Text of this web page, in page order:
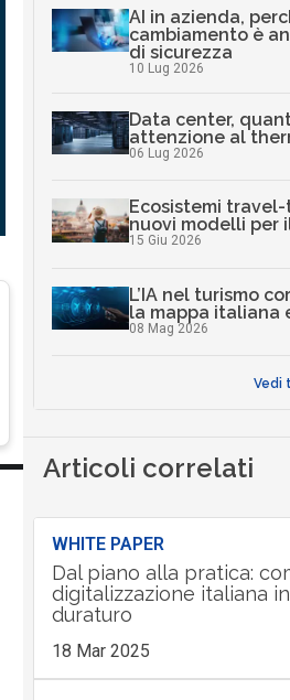
AI in azienda,
cambiamento è
di sicurezza
10 Lug 2026
Data center,
attenzione al
06 Lug 2026
Ecosistemi
nuovi modelli per
15 Giu 2026
L’IA nel turismo
la mappa italiana
08 Mag 2026
Vedi
Articoli correlati
WHITE PAPER
Dal piano alla pratica:
digitalizzazione italiana
duraturo
18 Mar 2025